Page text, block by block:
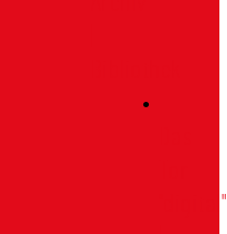
"digital"